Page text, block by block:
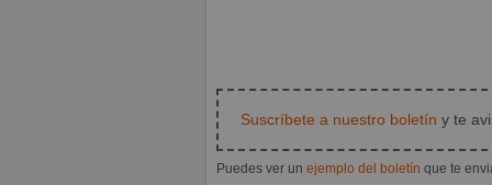
Suscríbete a nuestro boletín y te
Puedes ver un ejemplo del boletín que te